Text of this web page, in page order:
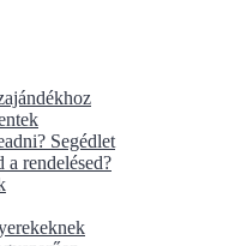
Segédlet
rendelésed?